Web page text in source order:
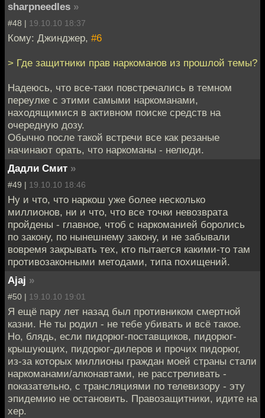
sharpneedles »
#48 | 19.10.10 18:37
Кому: Джинджер, #6
> Где защитники прав наркоманов из прошлой темы?
Надеюсь, что все-таки повстречались в темном
переулке с этими самыми наркоманами,
находящимися в активном поиске средств на
очередную дозу.
Обычно после такой встречи все как резаные
начинают орать, что наркоманы - нелюди.
Дадли Смит »
#49 | 19.10.10 18:46
Ну и что, что наркош уже более несколько
миллионов, ни и что, что все точки невозврата
пройдены - главное, чтоб с наркоманией боролись
по закону, по нынешнему закону, и не забывали
вовремя закрывать тех, кто пытается какими-то там
противозаконными методами, типа похищений.
Ajaj »
#50 | 19.10.10 19:01
Я ещё пару лет назад был противником смертной
казни. Не ты родил - не тебе убивать и всё такое.
Но, блядь, если пидорюг-поставщиков, пидорюг-
крышующих, пидорюг-дилеров и прочих пидорюг,
из-за которых миллионы граждан моей страны стали
наркоманами/алконавтами, не расстреливать -
показательно, с трансляциями по телевизору - эту
эпидемию не остановить. Правозащитники, идите на
хер.